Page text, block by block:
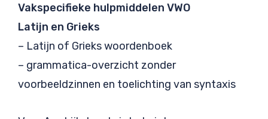
Vakspecifieke hulpmiddelen VWO
Latijn en Grieks
– Latijn of Grieks woordenboek
– grammatica-overzicht zonder
voorbeeldzinnen en toelichting van syntaxis